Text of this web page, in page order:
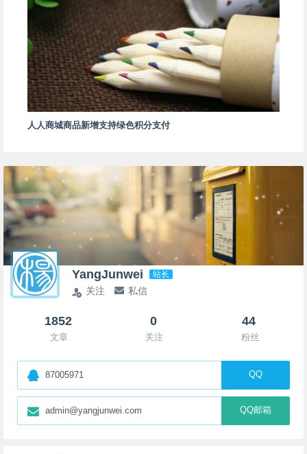
人人商城商品新增支持绿色积分支付
YangJunwei 站长
关注 私信
1852
文章
0
关注
44
粉丝
87005971 QQ
admin@yangjunwei.com QQ邮箱